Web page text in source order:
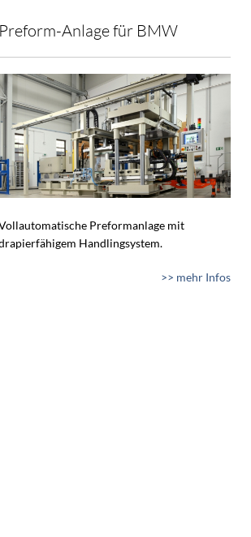
Preform-Anlage für BMW
Preformanlage mit
Handlingsystem.
>> mehr Infos